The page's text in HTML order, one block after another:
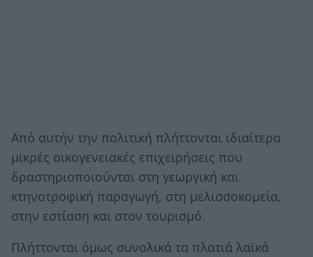
Από αυτήν την πολιτική πλήττονται ιδιαίτερα
μικρές οικογενειακές επιχειρήσεις που
δραστηριοποιούνται στη γεωργική και
κτηνοτροφική παραγωγή, στη μελισσοκομεία,
στην εστίαση και στον τουρισμό.
Πλήττονται όμως συνολικά τα πλατιά λαϊκά